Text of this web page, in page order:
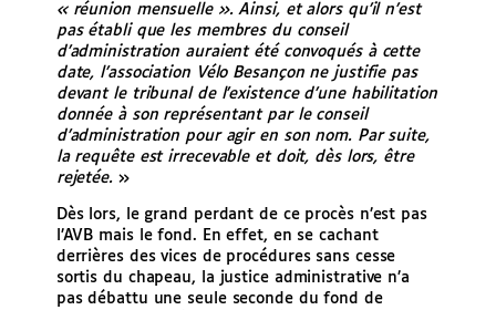
« réunion mensuelle ». Ainsi, et alors qu’il n’est
pas établi que les membres du conseil
d’administration auraient été convoqués à cette
date, l’association Vélo Besançon ne justifie pas
devant le tribunal de l’existence d’une habilitation
donnée à son représentant par le conseil
d’administration pour agir en son nom. Par suite,
la requête est irrecevable et doit, dès lors, être
rejetée. »
Dès lors, le grand perdant de ce procès n’est pas
l’AVB mais le fond. En effet, en se cachant
derrières des vices de procédures sans cesse
sortis du chapeau, la justice administrative n’a
pas débattu une seule seconde du fond de